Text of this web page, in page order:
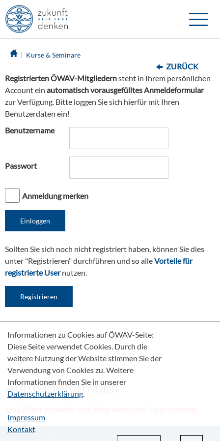
Toggle
Kurse & Seminare
ZURÜCK
Registrierten ÖWAV-Mitgliedernsteht in Ihrem persönlichen
Account ein automatisch vorausgefülltes Anmeldeformular
zur Verfügung. Bitte loggen Sie sich hierfür mit Ihren
Benutzerdaten ein!
Benutzername
Passwort
Anmeldung merken
Sollten Sie sich noch nicht registriert haben, können Sie dies
unter "Registrieren" durchführen und so alleVorteile für
registrierte User nutzen.
Registrieren
Anmeldeformular
Informationen zu Cookies auf ÖWAV-Seite:
Diese Seite verwendet Cookies. Durch die
weitere Nutzung der Website stimmen Sie der
Verwendung von Cookies zu. Weitere
Informationen finden Sie in unserer
Datenschutzerklärung.
Impressum
Kontakt